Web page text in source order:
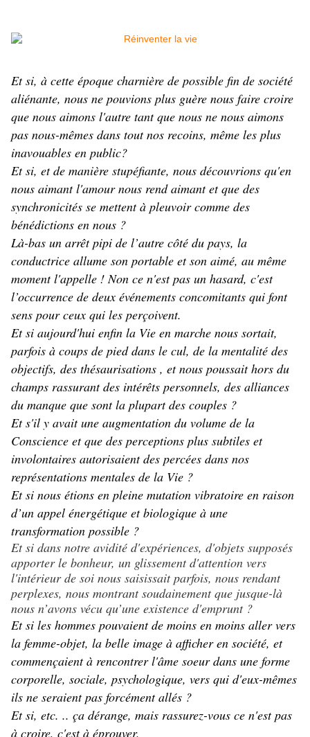
Et si, à cette époque charnière de possible fin de société
aliénante, nous ne pouvions plus guère nous faire croire
que nous aimons l'autre tant que nous ne nous aimons
pas nous-mêmes dans tout nos recoins, même les plus
inavouables en public?
Et si, et de manière stupéfiante, nous découvrions qu'en
nous aimant l'amour nous rend aimant et que des
synchronicités se mettent à pleuvoir comme des
bénédictions en nous ?
Là-bas un arrêt pipi de l’autre côté du pays, la
conductrice allume son portable et son aimé, au même
moment l'appelle ! Non ce n'est pas un hasard, c'est
l’occurrence de deux événements concomitants qui font
sens pour ceux qui les perçoivent.
Et si aujourd'hui enfin la Vie en marche nous sortait,
parfois à coups de pied dans le cul, de la mentalité des
objectifs, des thésaurisations , et nous poussait hors du
champs rassurant des intérêts personnels, des alliances
du manque que sont la plupart des couples ?
Et s'il y avait une augmentation du volume de la
Conscience et que des perceptions plus subtiles et
involontaires autorisaient des percées dans nos
représentations mentales de la Vie ?
Et si nous étions en pleine mutation vibratoire en raison
d’un appel énergétique et biologique à une
transformation possible ?
Et si dans notre avidité d'expériences, d'objets supposés
apporter le bonheur, un glissement d'attention vers
l'intérieur de soi nous saisissait parfois, nous rendant
perplexes, nous montrant soudainement que jusque-là
nous n’avons vécu qu’une existence d'emprunt ?
Et si les hommes pouvaient de moins en moins aller vers
la femme-objet, la belle image à afficher en société, et
commençaient à rencontrer l'âme soeur dans une forme
corporelle, sociale, psychologique, vers qui d'eux-mêmes
ils ne seraient pas forcément allés ?
Et si, etc. .. ça dérange, mais rassurez-vous ce n'est pas
à croire, c'est à éprouver.